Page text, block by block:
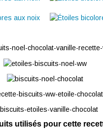
utilisés pour cette